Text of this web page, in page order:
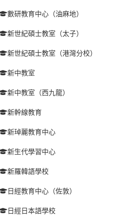
數研教育中心（油麻地）
新世紀碩士教室（太子）
新世紀碩士教室（港灣分校）
新中教室
新中教室（西九龍）
新幹線教育
新琸麗教育中心
新生代學習中心
新羅韓語學校
日經教育中心（佐敦）
日經日本語學校